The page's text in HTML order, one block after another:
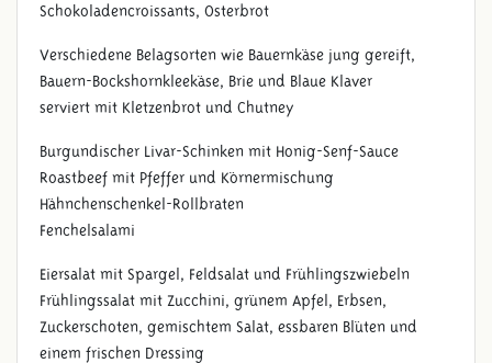
Schokoladencroissants, Osterbrot
Verschiedene Belagsorten wie Bauernkäse jung gereift,
Bauern-Bockshornkleekäse, Brie und Blaue Klaver
serviert mit Kletzenbrot und Chutney
Burgundischer Livar-Schinken mit Honig-Senf-Sauce
Roastbeef mit Pfeffer und Körnermischung
Hähnchenschenkel-Rollbraten
Fenchelsalami
Eiersalat mit Spargel, Feldsalat und Frühlingszwiebeln
Frühlingssalat mit Zucchini, grünem Apfel, Erbsen,
Zuckerschoten, gemischtem Salat, essbaren Blüten und
einem frischen Dressing